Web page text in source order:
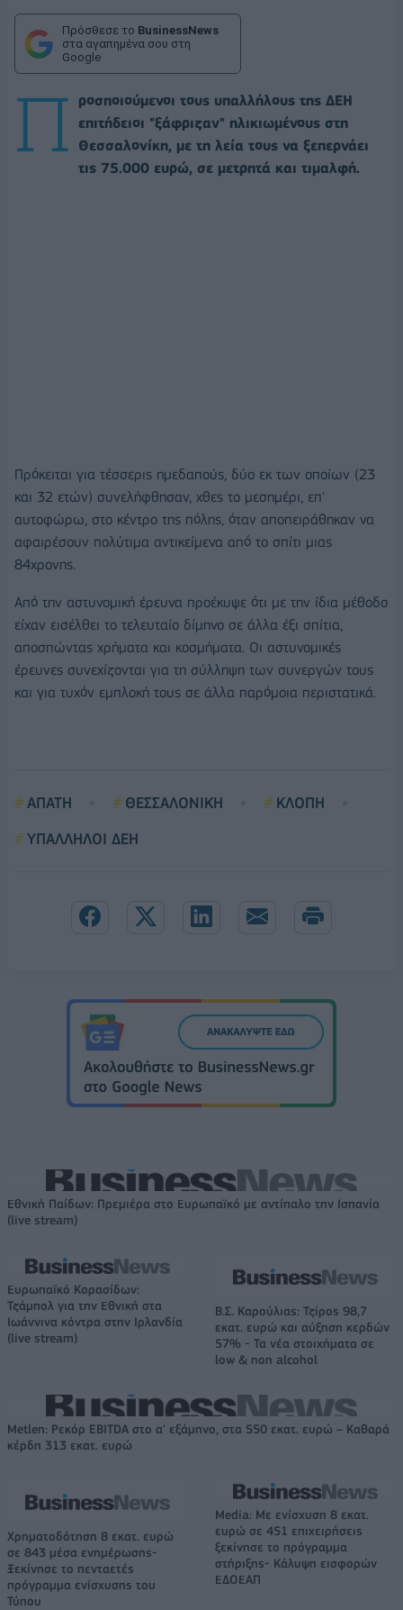
Πρόσθεσε το BusinessNews
στα αγαπημένα σου στη
Google
Π
ροσποιούμενοι τους υπαλλήλους της ΔΕΗ
επιτήδειοι "ξάφριζαν" ηλικιωμένους στη
Θεσσαλονίκη, με τη λεία τους να ξεπερνάει
τις 75.000 ευρώ, σε μετρητά και τιμαλφή.
Πρόκειται για τέσσερις ημεδαπούς, δύο εκ των οποίων (23
και 32 ετών) συνελήφθησαν, χθες το μεσημέρι, επ'
αυτοφώρω, στο κέντρο της πόλης, όταν αποπειράθηκαν να
αφαιρέσουν πολύτιμα αντικείμενα από το σπίτι μιας
84χρονης.
Από την αστυνομική έρευνα προέκυψε ότι με την ίδια μέθοδο
είχαν εισέλθει το τελευταίο δίμηνο σε άλλα έξι σπίτια,
αποσπώντας χρήματα και κοσμήματα. Οι αστυνομικές
έρευνες συνεχίζονται για τη σύλληψη των συνεργών τους
και για τυχόν εμπλοκή τους σε άλλα παρόμοια περιστατικά.
ΑΠΑΤΗ ΘΕΣΣΑΛΟΝΙΚΗ
ΚΛΟΠΗ
ΥΠΑΛΛΗΛΟΙ ΔΕΗ
Εθνική Παίδων: Πρεμιέρα στο Ευρωπαϊκό με αντίπαλο την Ισπανία
(live stream)
Ευρωπαϊκό Κορασίδων:
Τζάμπολ για την Εθνική στα
Ιωάννινα κόντρα στην Ιρλανδία
(live stream)
Β.Σ. Καρούλιας: Τζίρος 98,7
εκατ. ευρώ και αύξηση κερδών
57% - Τα νέα στοιχήματα σε
low & non alcohol
Metlen: Ρεκόρ EBITDA στο α' εξάμηνο, στα 550 εκατ. ευρώ – Καθαρά
κέρδη 313 εκατ. ευρώ
Χρηματοδότηση 8 εκατ. ευρώ
σε 843 μέσα ενημέρωσης-
Ξεκίνησε το πενταετές
πρόγραμμα ενίσχυσης του
Τύπου
Media: Με ενίσχυση 8 εκατ.
ευρώ σε 451 επιχειρήσεις
ξεκίνησε το πρόγραμμα
στήριξης- Κάλυψη εισφορών
ΕΔΟΕΑΠ